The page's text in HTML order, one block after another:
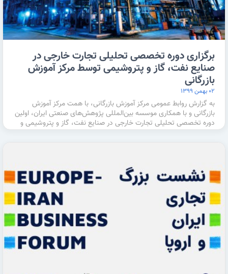
برگزاری دوره تخصصی تحلیلی تجارت خارجی در
صنایع نفت، گاز و پتروشیمی توسط مرکز آموزش
بازرگانی
۰۲ بهمن ۱۳۹۹
به گزارش روابط عمومی مرکز آموزش بازرگانی، با همت مرکز آموزش
بازرگانی و با همکاری موسسه بین‌المللی پژوهش‌های صنعتی ایران، اولین
دوره تخصصی تحلیلی تجارت خارجی در صنایع نفت، گاز و پتروشیمی و
در حوزه …